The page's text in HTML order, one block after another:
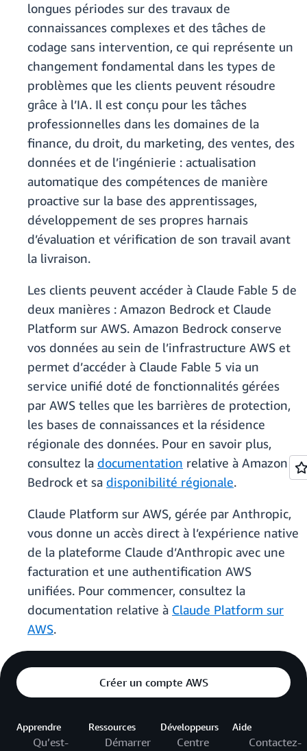
longues périodes sur des travaux de
connaissances complexes et des tâches de
codage sans intervention, ce qui représente un
changement fondamental dans les types de
problèmes que les clients peuvent résoudre
grâce à l’IA. Il est conçu pour les tâches
professionnelles dans les domaines de la
finance, du droit, du marketing, des ventes, des
données et de l’ingénierie : actualisation
automatique des compétences de manière
proactive sur la base des apprentissages,
développement de ses propres harnais
d’évaluation et vérification de son travail avant
la livraison.
Les clients peuvent accéder à Claude Fable 5 de
deux manières : Amazon Bedrock et Claude
Platform sur AWS. Amazon Bedrock conserve
vos données au sein de l’infrastructure AWS et
permet d’accéder à Claude Fable 5 via un
service unifié doté de fonctionnalités gérées
par AWS telles que les barrières de protection,
les bases de connaissances et la résidence
régionale des données. Pour en savoir plus,
consultez la documentation relative à Amazon
Bedrock et sa disponibilité régionale.
Claude Platform sur AWS, gérée par Anthropic,
vous donne un accès direct à l’expérience native
de la plateforme Claude d’Anthropic avec une
facturation et une authentification AWS
unifiées. Pour commencer, consultez la
documentation relative à Claude Platform sur
AWS.
Créer un compte AWS
Apprendre
Qu’est-
Ressources
Démarrer
Développeurs
Centre
Aide
Contactez-